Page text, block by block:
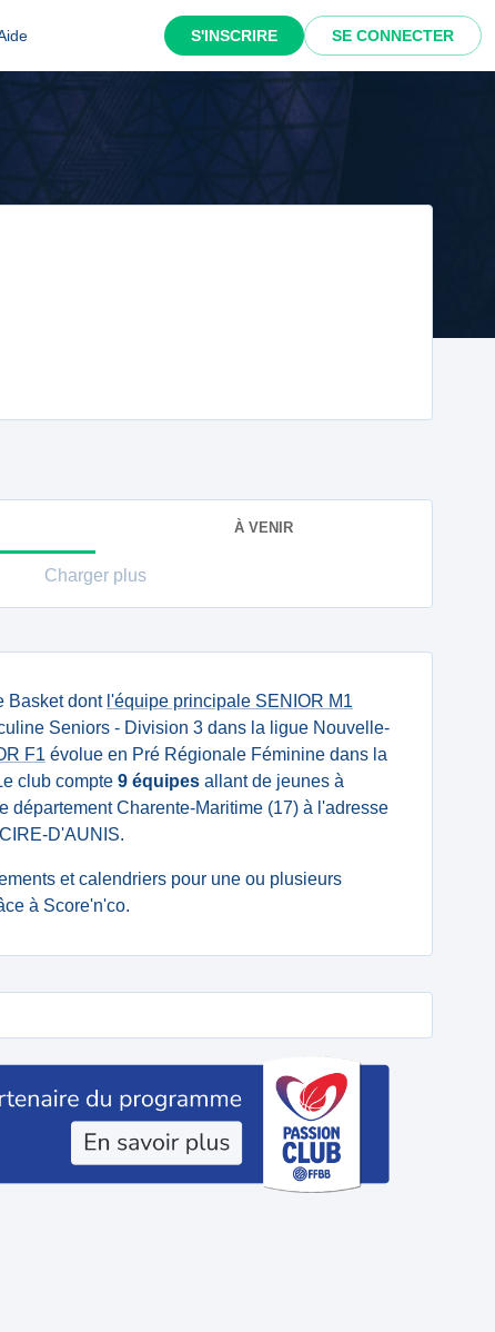
S'INSCRIRE SE CONNECTER
À VENIR
Charger plus
Basket dont l'équipe principale SENIOR M1
Seniors - Division 3 dans la ligue Nouvelle-
F1 évolue en Pré Régionale Féminine dans la
club compte 9 équipes allant de jeunes à
département Charente-Maritime (17) à l'adresse
D'AUNIS.
et calendriers pour une ou plusieurs
à Score'n'co.